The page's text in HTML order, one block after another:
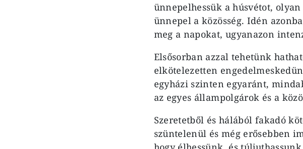
ünnepelhessük a húsvétot,
ünnepel a közösség. Idén
meg a napokat, ugyanazon
Elsősorban azzal tehetünk
elkötelezetten
egyházi szinten egyaránt,
az egyes állampolgárok és a
Szeretetből és hálából fakadó
szüntelenül és még erősebben